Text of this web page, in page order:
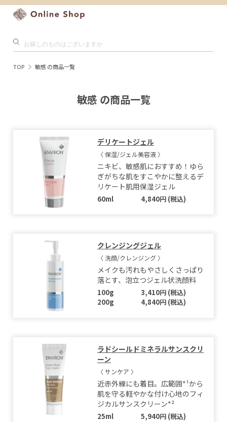
TOP 敏感 の商品一覧
敏感 の商品一覧
デリケートジェル
〈 保湿/ジェル美容液 〉
ニキビ、敏感肌におすすめ！ゆら
ぎがちな肌をすこやかに整えるデ
リケート肌用保湿ジェル
60ml 4,840円 (税込)
クレンジングジェル
〈 洗顔/クレンジング 〉
メイクも汚れもやさしくさっぱり
落とす、泡立つジェル状洗顔料
100g
3,410円 (税込)
200g
4,840円 (税込)
ラドシールドミネラルサンスクリ
ーン
〈 サンケア 〉
近赤外線にも着目。広範囲*¹から
肌を守る軽やかな付け心地のフィ
ジカルサンスクリーン*²
25ml 5,940円 (税込)